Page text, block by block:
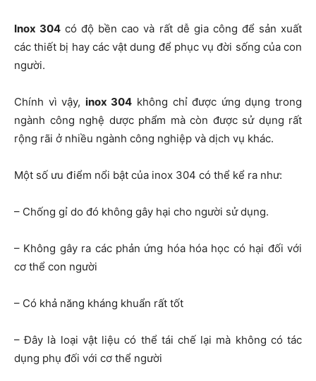
Inox 304 có độ bền cao và rất dễ gia công để sản xuất
các thiết bị hay các vật dung để phục vụ đời sống của con
người.
Chính vì vậy, inox 304 không chỉ được ứng dụng trong
ngành công nghệ dược phẩm mà còn được sử dụng rất
rộng rãi ở nhiều ngành công nghiệp và dịch vụ khác.
Một số ưu điểm nổi bật của inox 304 có thể kể ra như:
– Chống gỉ do đó không gây hại cho người sử dụng.
– Không gây ra các phản ứng hóa hóa học có hại đối với
cơ thể con người
– Có khả năng kháng khuẩn rất tốt
– Đây là loại vật liệu có thể tái chế lại mà không có tác
dụng phụ đối với cơ thể người